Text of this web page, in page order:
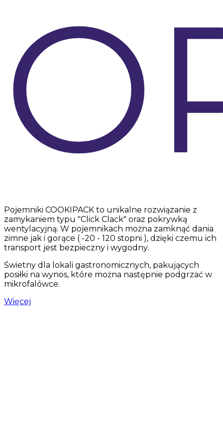
Pojemniki COOKIPACK to unikalne rozwiązanie z
zamykaniem typu "Click Clack" oraz pokrywką
wentylacyjną. W pojemnikach można zamknąć dania
zimne jak i gorące ( -20 - 120 stopni ), dzięki czemu ich
transport jest bezpieczny i wygodny.
Świetny dla lokali gastronomicznych, pakujących
posiłki na wynos, które można następnie podgrzać w
mikrofalówce.
Więcej